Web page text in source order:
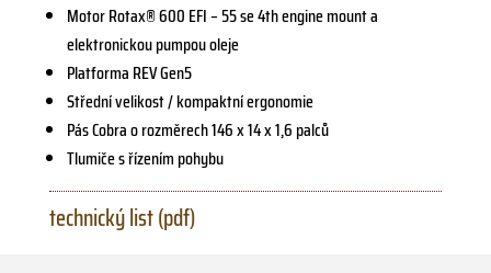
Motor Rotax® 600 EFI – 55 se 4th engine mount a
elektronickou pumpou oleje
Platforma REV Gen5
Střední velikost / kompaktní ergonomie
Pás Cobra o rozměrech 146 x 14 x 1,6 palců
Tlumiče s řízením pohybu
technický list (pdf)